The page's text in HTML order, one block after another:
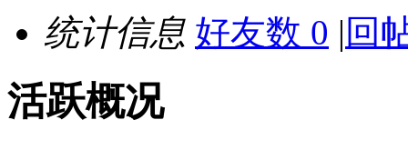
统计信息 好友数 0 | 回
活跃概况